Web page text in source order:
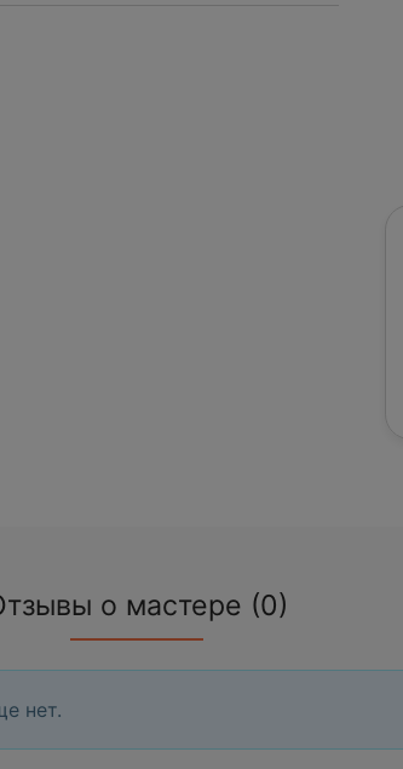
о мастере (0)
нет.